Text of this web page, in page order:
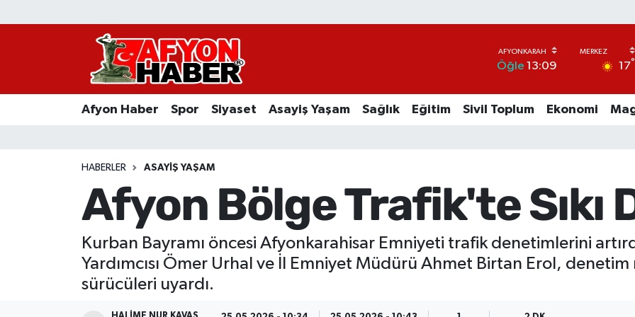
Öğle 13:09 17°
Afyon Haber Spor Siyaset Asayiş Yaşam Sağlık Eğitim Sivil Toplum Ekonomi
HABERLER ASAYIŞ YAŞAM
Afyon Bölge Trafik'te Sıkı
Kurban Bayramı öncesi Afyonkarahisar Emniyeti trafik denetimlerini
Yardımcısı Ömer Urhal ve İl Emniyet Müdürü Ahmet Birtan Erol,
sürücüleri uyardı.
Afyon Haber
Asayiş Yaşam
Sivil Toplum